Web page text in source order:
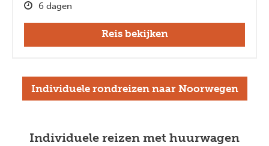
6 dagen
Reis bekijken
Individuele rondreizen naar Noorwegen
Individuele reizen met huurwagen